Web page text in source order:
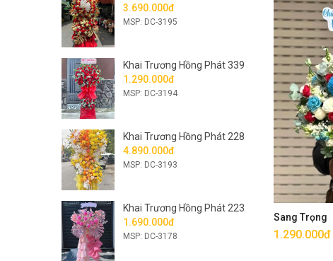
Sang Trọng
1.290.000đ
3.690.000đ
MSP: DC-3195
Khai Trương Hồng Phát 339
1.290.000đ
MSP: DC-3194
Khai Trương Hồng Phát 228
4.890.000đ
MSP: DC-3193
Khai Trương Hồng Phát 223
1.690.000đ
MSP: DC-3178